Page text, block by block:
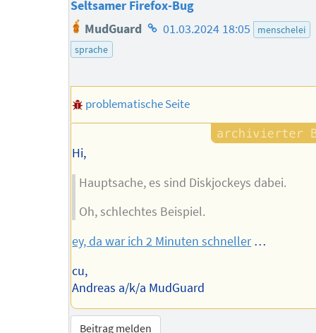
Seltsamer Firefox-Bug
MudGuard Homepage
01.03.2024 18:05
menschelei
sprache
problematische Seite
Hi,
Hauptsache, es sind Diskjockeys dabei.
Oh, schlechtes Beispiel.
ey, da war ich 2 Minuten schneller…
cu,
Andreas a/k/a MudGuard
Beitrag melden